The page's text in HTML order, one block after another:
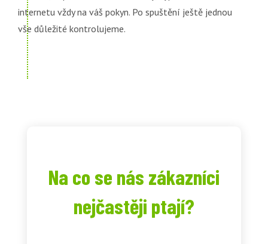
internetu vždy na váš pokyn. Po spuštění ještě jednou
vše důležité kontrolujeme.
Na co se nás zákazníci
nejčastěji ptají?